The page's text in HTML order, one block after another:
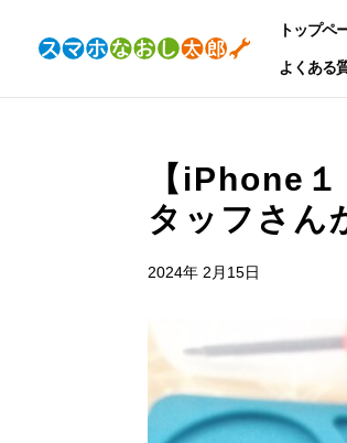
トップペ
よくある
【iPhone
タッフさん
2024年 2月15日